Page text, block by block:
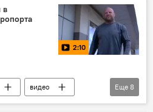
Камерун
бой
в
2:10
видео
Айбек Мусаев
Еще 8